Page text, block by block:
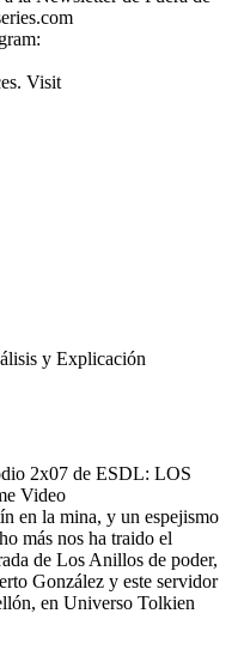
Visit
y Explicación
2x07 de ESDL: LOS
Video
en la mina, y un espejismo
más nos ha traido el
de Los Anillos de poder,
González y este servidor
en Universo Tolkien